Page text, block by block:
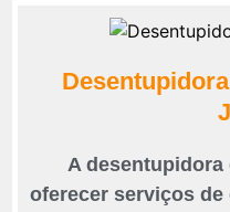
A desentupidora
oferecer serviços